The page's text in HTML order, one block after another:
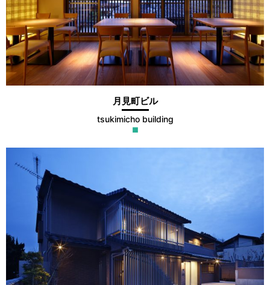
月見町ビル
tsukimicho building
■